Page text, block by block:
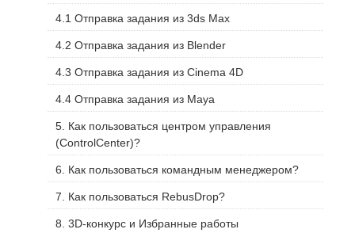
4.1 Отправка задания из 3ds Max
4.2 Отправка задания из Blender
4.3 Отправка задания из Cinema 4D
4.4 Отправка задания из Maya
5. Как пользоваться центром управления
(ControlCenter)?
6. Как пользоваться командным менеджером?
7. Как пользоваться RebusDrop?
8. 3D-конкурс и Избранные работы